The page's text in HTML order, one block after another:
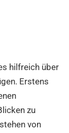
hilfreich über
Erstens
zu
von